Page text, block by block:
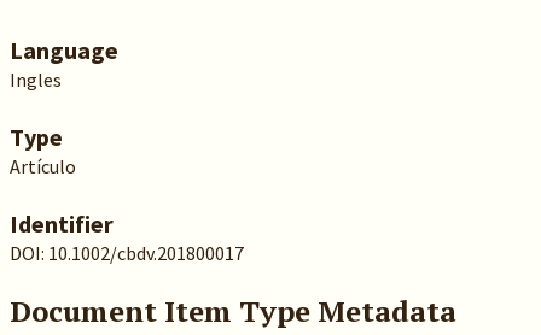
Language
Ingles
Type
Artículo
Identifier
DOI: 10.1002/cbdv.201800017
Document Item Type Metadata